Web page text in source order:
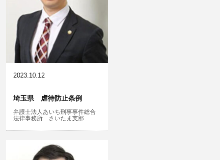
風営法・風適法違反
文書偽造・偽造文書行使
不正競争防止法
2023.10.12
埼玉県 虐待防止条例
弁護士法人あいち刑事事件総合
法律事務所 さいたま支部 ……